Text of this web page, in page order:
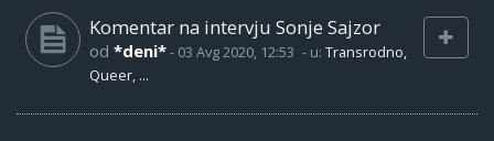
Komentar na intervju Sonje Sajzor
od *deni*- 03 Avg 2020, 12:53 - u: Transrodno,
Queer, ...